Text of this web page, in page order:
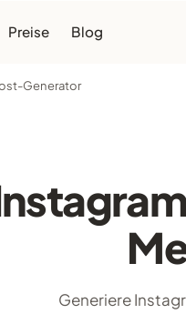
Preise Blog
Generator
Generiere